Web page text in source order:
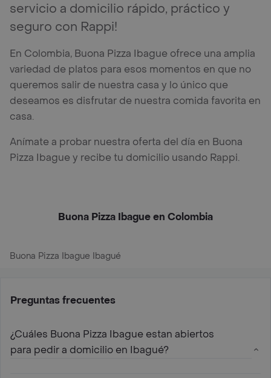
servicio a domicilio rápido, práctico y
seguro con Rappi!
En Colombia, Buona Pizza Ibague ofrece una amplia
variedad de platos para esos momentos en que no
queremos salir de nuestra casa y lo único que
deseamos es disfrutar de nuestra comida favorita en
casa.
Anímate a probar nuestra oferta del día en Buona
Pizza Ibague y recibe tu domicilio usando Rappi.
Buona Pizza Ibague en Colombia
Buona Pizza Ibague Ibagué
Preguntas frecuentes
¿Cuáles Buona Pizza Ibague estan abiertos
para pedir a domicilio en Ibagué?